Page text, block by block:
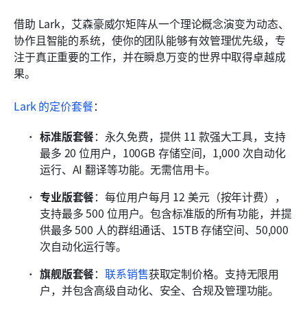
借助 Lark，艾森豪威尔矩阵从一个理论概念演变为动态、
协作且智能的系统，使你的团队能够有效管理优先级，专
注于真正重要的工作，并在瞬息万变的世界中取得卓越成
果。
Lark 的定价套餐：
标准版套餐：永久免费，提供 11 款强大工具，支持
最多 20 位用户，100GB 存储空间，1,000 次自动化
运行、AI 翻译等功能。无需信用卡。
专业版套餐：每位用户每月 12 美元（按年计费），
支持最多 500 位用户。包含标准版的所有功能，并提
供最多 500 人的群组通话、15TB 存储空间、50,000
次自动化运行等。
旗舰版套餐：联系销售获取定制价格。支持无限用
户，并包含高级自动化、安全、合规及管理功能。